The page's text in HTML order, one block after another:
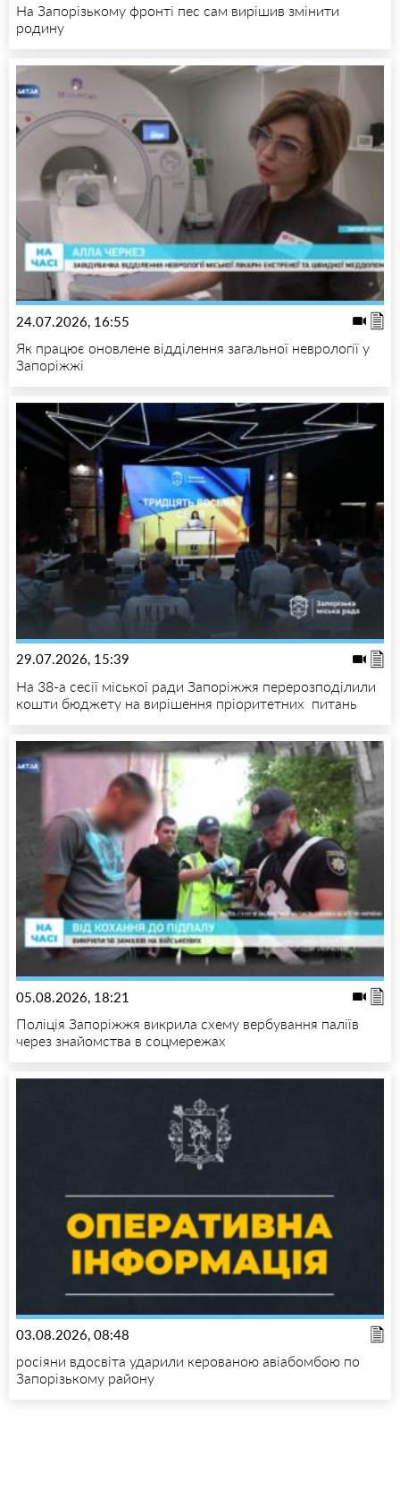
На Запорізькому фронті пес сам вирішив змінити
родину
24.07.2026, 16:55
Як працює оновлене відділення загальної неврології у
Запоріжжі
29.07.2026, 15:39
На 38-а сесії міської ради Запоріжжя перерозподілили
кошти бюджету на вирішення пріоритетних питань
05.08.2026, 18:21
Поліція Запоріжжя викрила схему вербування паліїв
через знайомства в соцмережах
03.08.2026, 08:48
росіяни вдосвіта ударили керованою авіабомбою по
Запорізькому району